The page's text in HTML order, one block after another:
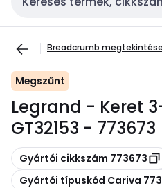
Keresési bemenet
Breadcrumb megtekintése
Megszűnt
Legrand - Keret
GT32153 - 773673
Másolás
Gyártói cikkszám 773673
Másolás
Gyártói típuskód Cariva